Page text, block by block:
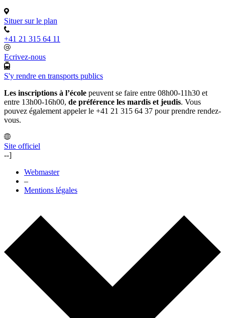
Situer sur le plan
+41 21 315 64 11
Ecrivez-nous
S'y rendre en transports publics
Les inscriptions à l’école peuvent se faire entre 08h00-11h30 et
entre 13h00-16h00, de préférence les mardis et jeudis. Vous
pouvez également appeler le +41 21 315 64 37 pour prendre rendez-
vous.
Site officiel
--]
Webmaster
–
Mentions légales